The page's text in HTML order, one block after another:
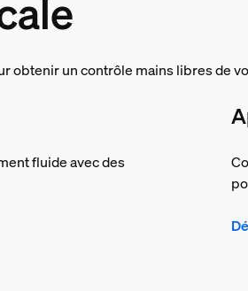
obtenir un contrôle mains libres de
fluide avec des